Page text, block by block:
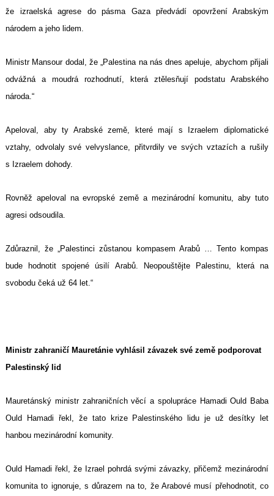
že izraelská agrese do pásma Gaza předvádí opovržení Arabským
národem a jeho lidem.
Ministr Mansour dodal, že „Palestina na nás dnes apeluje, abychom přijali
odvážná a moudrá rozhodnutí, která ztělesňují podstatu Arabského
národa.“
Apeloval, aby ty Arabské země, které mají s Izraelem diplomatické
vztahy, odvolaly své velvyslance, přitvrdily ve svých vztazích a rušily
s Izraelem dohody.
Rovněž apeloval na evropské země a mezinárodní komunitu, aby tuto
agresi odsoudila.
Zdůraznil, že „Palestinci zůstanou kompasem Arabů … Tento kompas
bude hodnotit spojené úsilí Arabů. Neopouštějte Palestinu, která na
svobodu čeká už 64 let.“
Ministr zahraničí Mauretánie vyhlásil závazek své země podporovat
Palestinský lid
Mauretánský ministr zahraničních věcí a spolupráce Hamadi Ould Baba
Ould Hamadi řekl, že tato krize Palestinského lidu je už desítky let
hanbou mezinárodní komunity.
Ould Hamadi řekl, že Izrael pohrdá svými závazky, přičemž mezinárodní
komunita to ignoruje, s důrazem na to, že Arabové musí přehodnotit, co